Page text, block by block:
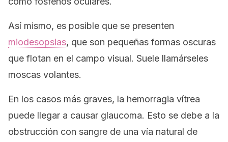
Así mismo, es posible que se presenten
miodesopsias, que son pequeñas formas oscuras
que flotan en el campo visual. Suele llamárseles
moscas volantes.
En los casos más graves, la hemorragia vítrea
puede llegar a causar glaucoma. Esto se debe a la
obstrucción con sangre de una vía natural de